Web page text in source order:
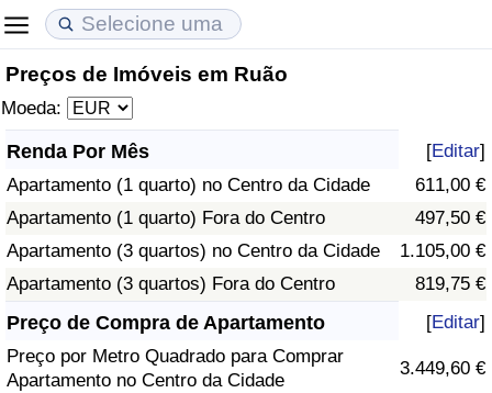
Preços de Imóveis em Ruão
Moeda:
Renda Por Mês [Editar]
Apartamento (1 quarto) no Centro da Cidade
611,00 €
Apartamento (1 quarto) Fora do Centro
497,50 €
Apartamento (3 quartos) no Centro da Cidade
1.105,00 €
Apartamento (3 quartos) Fora do Centro
819,75 €
Preço de Compra de Apartamento [Editar]
Preço por Metro Quadrado para Comprar
Apartamento no Centro da Cidade
3.449,60 €
Custo de Vida
Indicador de Custo de Vida (Atual)
Indicador de Custo de Vida
Indicador de Custo de Vida Por País
Preços de Imóveis
Indicador de Preços de Imóveis (Atual)
Indicador de Preços de Imóveis
Indicador de Preços de Imóveis por País
Qualidade de Vida
Indicador de Qualidade de Vida
Indicador de Qualidade de Vida (Atual)
Índice de qualidade de vida por país
Taxa do Indicador de Crime (Atual)